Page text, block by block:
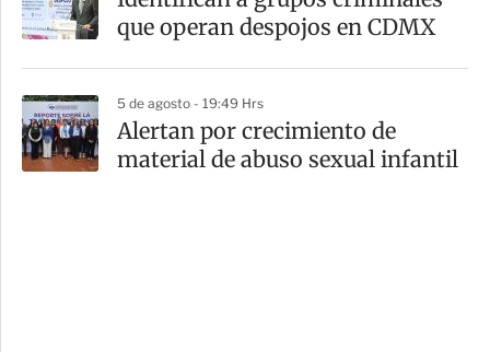
que operan despojos en CDMX
5 de agosto - 19:49 Hrs
Alertan por crecimiento de
material de abuso sexual infantil